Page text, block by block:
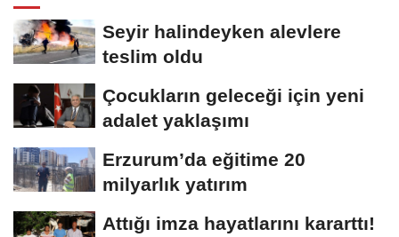
Seyir halindeyken alevlere
teslim oldu
Çocukların geleceği için yeni
adalet yaklaşımı
Erzurum’da eğitime 20
milyarlık yatırım
Attığı imza hayatlarını kararttı!